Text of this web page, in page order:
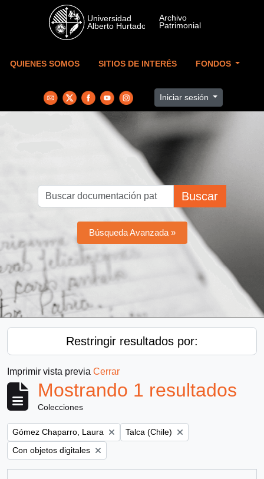
Skip to main content
QUIENES SOMOS SITIOS DE INTERÉS FONDOS
Iniciar sesión
Buscar
Búsqueda Avanzada »
Restringir resultados por:
Imprimir vista previa Cerrar
Mostrando 1 resultados
Colecciones
Remove filter:
Gómez Chaparro, Laura Remove filter:
Talca (Chile)
Remove filter:
Con objetos digitales